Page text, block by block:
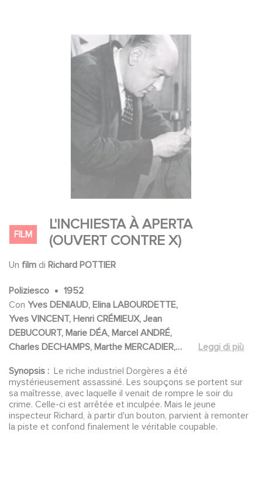
FILM
L'INCHIESTA À APERTA
(OUVERT CONTRE X)
Un film di Richard POTTIER
Poliziesco
1952
Con Yves DENIAUD, Elina LABOURDETTE,
Yves VINCENT, Henri CRÉMIEUX, Jean
DEBUCOURT, Marie DÉA, Marcel ANDRÉ,
Charles DECHAMPS, Marthe MERCADIER,
DECOMBLE, Robert DALBAN, Olivier
HUSSENOT, Myriam BRU, Madeleine
BARBULÉE, Jacqueline HUET, Fernand RENÉ,
Michel ETCHEVERRY, Odette BARENCEY,
Nadine TALLIER, Marcel DELAITRE, Charles
Leggi di più
Synopsis : Le riche industriel Dorgères a été
mystérieusement assassiné. Les soupçons se portent sur
sa maîtresse, avec laquelle il venait de rompre le soir du
crime. Celle-ci est arrêtée et inculpée. Mais le jeune
inspecteur Richard, à partir d'un bouton, parvient à remonter
la piste et confond finalement le véritable coupable.